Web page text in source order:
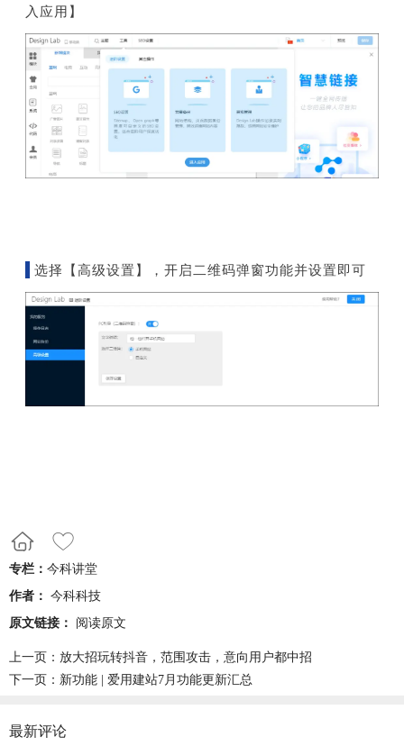
入应用】
选择【高级设置】，开启二维码弹窗功能并设置即可
专栏： 今科讲堂
作者： 今科科技
原文链接：
阅读原文
上一页： 放大招玩转抖音，范围攻击，意向用户都中招
下一页： 新功能 | 爱用建站7月功能更新汇总
最新评论